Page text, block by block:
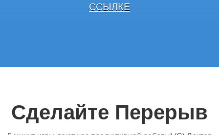
ССЫЛКЕ
Сделайте Перерыв